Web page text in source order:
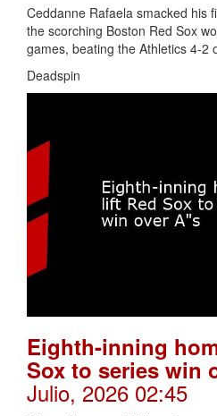
Ceddanne Rafaela smacked his
the scorching Boston Red Sox
games, beating the Athletics 4-2
Deadspin
Eighth-inning
Sox to series win
Julio, 2026 02:45